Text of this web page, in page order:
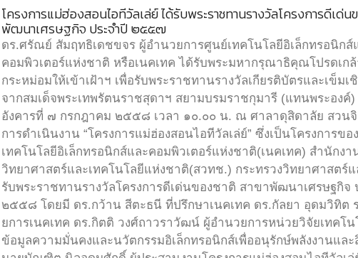
โครงการแม่ฮ่องสอนไอทีวัลเล่ย์ ได้รับพระราชทานรางวัลโครงการดีเด่น
พัฒนาเศรษฐกิจ ประจำปี ๒๕๕๗
ดร.ศรัณย์ สัมฤทธิเดชขจร ผู้อำนวยการศูนย์เทคโนโลยีอิเล็กทรอนิกส์
คอมพิวเตอร์แห่งชาติ หรือเนคเทค ได้รับพระมหากรุณาธิคุณโปรดเก
กระหม่อมให้เข้าเฝ้าฯ เพื่อรับพระราชทานรางวัลเกียรติบัตรและเข็มเ
จากสมเด็จพระเทพรัตนราชสุดาฯ สยามบรมราชกุมารี (แทนพระองค์)
อังคารที่ ๗ กรกฎาคม ๒๕๕๘ เวลา ๑๐.๐๐ น. ณ ศาลาดุสิดาลัย สวน
การดำเนินงาน “โครงการแม่ฮ่องสอนไอทีวัลเล่ย์” ซึ่งเป็นโครงการขอ
เทคโนโลยีอิเล็กทรอนิกส์และคอมพิวเตอร์แห่งชาติ(เนคเทค) สำนักง
วิทยาศาสตร์และเทคโนโลยีแห่งชาติ(สวทช.) กระทรวงวิทยาศาสตร์แ
รับพระราชทานรางวัลโครงการดีเด่นของชาติ สาขาพัฒนาเศรษฐกิจ
๒๕๕๘ โดยมี ดร.กว้าน สีตะธนี ที่ปรึกษาเนคเทค ดร.กัลยา อุดมวิทิต
ยการเนคเทค ดร.กิตติ วงศ์ถาวราวัฒน์ ผู้อำนวยการหน่วยวิจัยเทคโน
ข้อมูลความมั่นคงและนวัตกรรมอิเล็กทรอนิกส์เพื่ออนุรักษ์พลังงานและ